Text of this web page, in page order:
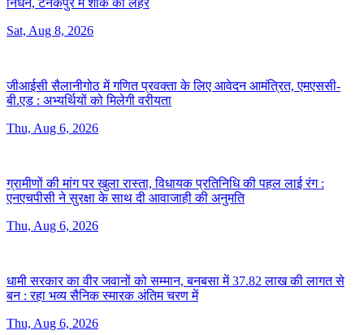
Sat, Aug 8, 2026
जीआईसी सैलानीगोठ में गणित प्रवक्ता के लिए आवेदन आमंत्रित, एमएससी-
बी.एड : अभ्यर्थियों को मिलेगी वरीयता
Thu, Aug 6, 2026
ग्रामीणों की मांग पर खुला रास्ता, विधायक प्रतिनिधि की पहल लाई रंग :
एनएचपीसी ने सुरक्षा के साथ दी आवाजाही की अनुमति
Thu, Aug 6, 2026
धामी सरकार का वीर जवानों को सम्मान, बनबसा में 37.82 लाख की लागत से
बन :रहा भव्य सैनिक स्मारक अंतिम चरण में
Thu, Aug 6, 2026